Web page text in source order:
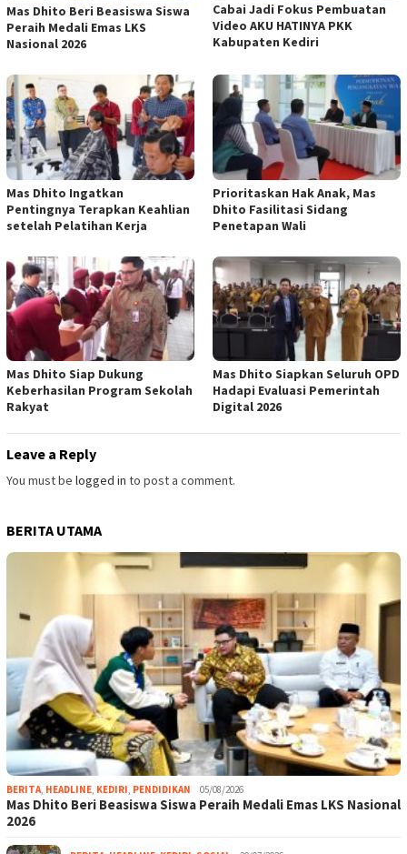
Mas Dhito Beri Beasiswa Siswa
Peraih Medali Emas LKS
Nasional 2026
Cabai Jadi Fokus Pembuatan
Video AKU HATINYA PKK
Kabupaten Kediri
Mas Dhito Ingatkan
Pentingnya Terapkan Keahlian
setelah Pelatihan Kerja
Prioritaskan Hak Anak, Mas
Dhito Fasilitasi Sidang
Penetapan Wali
Mas Dhito Siap Dukung
Keberhasilan Program Sekolah
Rakyat
Mas Dhito Siapkan Seluruh OPD
Hadapi Evaluasi Pemerintah
Digital 2026
Leave a Reply
You must be logged in to post a comment.
BERITA UTAMA
BERITA, HEADLINE, KEDIRI, PENDIDIKAN 05/08/2026
Mas Dhito Beri Beasiswa Siswa Peraih Medali Emas LKS Nasional
2026